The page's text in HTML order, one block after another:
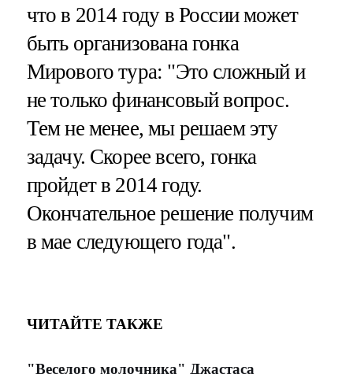
что в 2014 году в России может
быть организована гонка
Мирового тура: "Это сложный и
не только финансовый вопрос.
Тем не менее, мы решаем эту
задачу. Скорее всего, гонка
пройдет в 2014 году.
Окончательное решение получим
в мае следующего года".
ЧИТАЙТЕ ТАКЖЕ
"Веселого молочника" Джастаса